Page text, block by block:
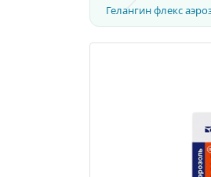
Гелангин флекс